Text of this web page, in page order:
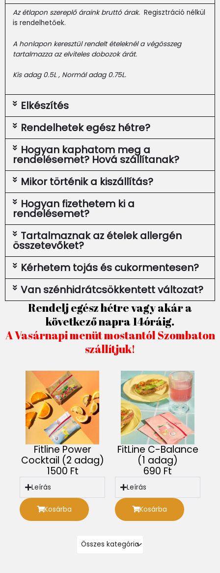
Az étlapon szereplő áraink bruttó árak. Regisztráció nélkül
is rendelhetőek.
A honlapon keresztül rendelt ételeknél a végösszeg
tartalmazza az elviteles dobozok árát.
Kis adag 0.5L , Normál adag 0.75L.
Elkészítés
Rendelhetek egész hétre?
Hogyan kaphatom meg a
rendelésemet? Hová szállítanak?
Mikor történik a kiszállítás?
Hogyan fizethetem ki a
rendelésemet?
Tartalmaznak az ételek allergén
összetevőket?
Kérhetem tojás és cukormentesen?
Van szénhidrátcsökkentett változat?
Rendelj egész hétre vagy akár a
következő napra 14óráig.
A Vasárnapi menüt mostantól Szombaton
szállítjuk!
Fitline Power
Cocktail (2 adag)
1500 Ft
Leírás
Kosárba
FitLine C-Balance
(1 adag)
690 Ft
Leírás
Kosárba